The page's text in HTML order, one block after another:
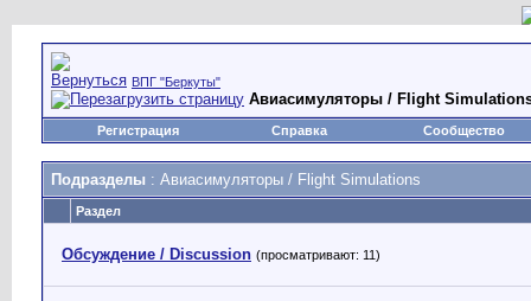
ВПГ "Беркуты"
Авиасимуляторы / Flight
Регистрация Справка Сообщество
Подразделы : Авиасимуляторы / Flight Simulations
Раздел
Обсуждение / Discussion (просматривают: 11)